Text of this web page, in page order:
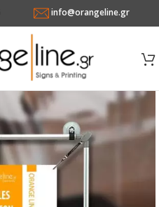
info@orangeline.gr